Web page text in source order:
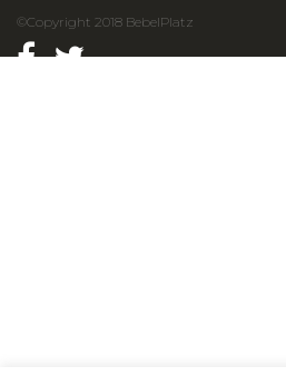
©Copyright 2018 BebelPlatz